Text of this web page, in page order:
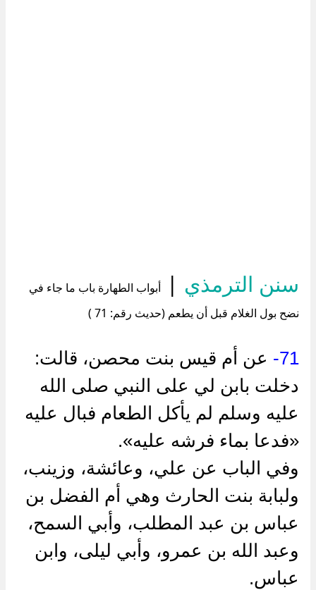
سنن الترمذي |
أبواب الطهارة باب ما جاء في
نضح بول الغلام قبل أن يطعم (حديث رقم: 71 )
71-
عن أم قيس بنت محصن، قالت:
دخلت بابن لي على النبي صلى الله
عليه وسلم لم يأكل الطعام فبال عليه
«فدعا بماء فرشه عليه».
وفي الباب عن علي، وعائشة، وزينب،
ولبابة بنت الحارث وهي أم الفضل بن
عباس بن عبد المطلب، وأبي السمح،
وعبد الله بن عمرو، وأبي ليلى، وابن
عباس.